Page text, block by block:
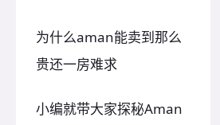
为什么aman能卖到那么
贵还一房难求
小编就带大家探秘Aman